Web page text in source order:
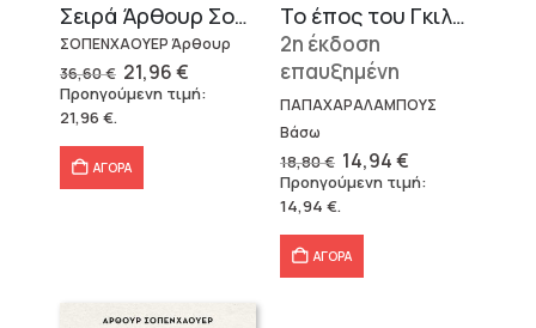
Σειρά Άρθουρ Σοπενχάουερ (3 βιβλία)
ΣΟΠΕΝΧΑΟΥΕΡ Άρθουρ
36,60€ Original
price
was:
21,96€Η
τρέχουσα
τιμή
Προηγούμενη τιμή:
21,96 €.
ΑΓΟΡΑ
Το έπος του Γκιλγκαμές
2η έκδοση
επαυξημένη
ΠΑΠΑΧΑΡΑΛΑΜΠΟΥΣ
Βάσω
18,80€ Original
price
was:
18,80 €.
14,94€Η
τρέχουσα
τιμή
Προηγούμενη τιμή:
14,94 €.
ΑΓΟΡΑ